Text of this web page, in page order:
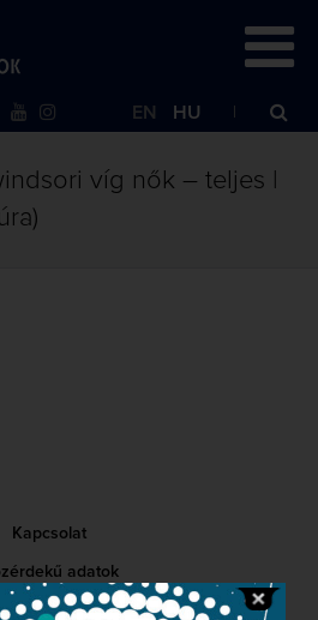
EN HU
víg nők – teljes |
Kapcsolat
adatok
Sajtószoba